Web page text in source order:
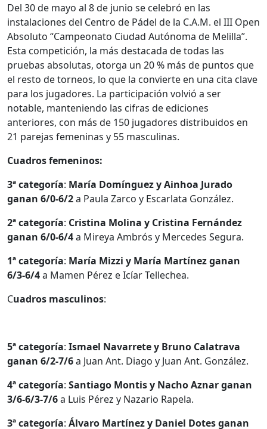
Del 30 de mayo al 8 de junio se celebró en las
instalaciones del Centro de Pádel de la C.A.M. el III Open
Absoluto “Campeonato Ciudad Autónoma de Melilla”.
Esta competición, la más destacada de todas las
pruebas absolutas, otorga un 20 % más de puntos que
el resto de torneos, lo que la convierte en una cita clave
para los jugadores. La participación volvió a ser
notable, manteniendo las cifras de ediciones
anteriores, con más de 150 jugadores distribuidos en
21 parejas femeninas y 55 masculinas.
Cuadros femeninos:
3ª categoría: María Domínguez y Ainhoa Jurado
ganan 6/0-6/2a Paula Zarco y Escarlata González.
2ª categoría: Cristina Molina y Cristina Fernández
ganan 6/0-6/4a Mireya Ambrós y Mercedes Segura.
1ª categoría: María Mizzi y María Martínez ganan
6/3-6/4a Mamen Pérez e Icíar Tellechea.
Cuadros masculinos:
5ª categoría: Ismael Navarrete y Bruno Calatrava
ganan 6/2-7/6a Juan Ant. Diago y Juan Ant. González.
4ª categoría: Santiago Montis y Nacho Aznar ganan
3/6-6/3-7/6a Luis Pérez y Nazario Rapela.
3ª categoría: Álvaro Martínez y Daniel Dotes ganan